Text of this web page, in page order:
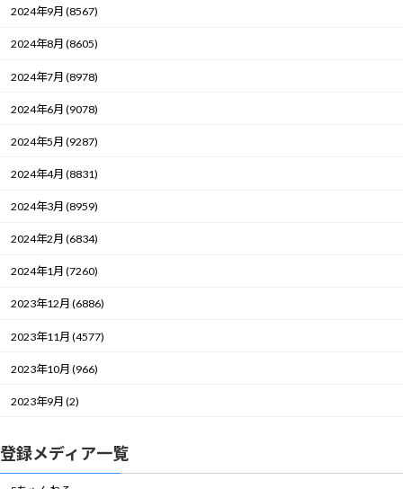
2024年9月 (8567)
2024年8月 (8605)
2024年7月 (8978)
2024年6月 (9078)
2024年5月 (9287)
2024年4月 (8831)
2024年3月 (8959)
2024年2月 (6834)
2024年1月 (7260)
2023年12月 (6886)
2023年11月 (4577)
2023年10月 (966)
2023年9月 (2)
登録メディア一覧